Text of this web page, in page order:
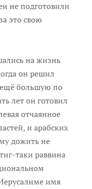
не подготовили
это свою
на жизнь
он решил
ещё большую по
лет он готовил
отчаянное
и арабских
дожить не
таки раввина
имя